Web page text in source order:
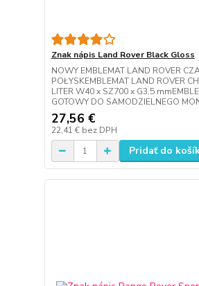
Znak nápis Land Rover Black Gloss
NOWY EMBLEMAT LAND ROVER
POŁYSKEMBLEMAT LAND ROVER
LITER W40 x SZ700 x G3,5
GOTOWY DO SAMODZIELNEGO
27,56 €
22,41 € bez DPH
Pridať do